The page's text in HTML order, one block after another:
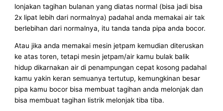
lonjakan tagihan bulanan yang diatas normal (bisa jadi bisa
2x lipat lebih dari normalnya) padahal anda memakai air tak
berlebihan dari normalnya, itu tanda tanda pipa anda bocor.
Atau jika anda memakai mesin jetpam kemudian diteruskan
ke atas toren, tetapi mesin jetpam/air kamu bulak balik
hidup dikarnakan air di penampungan cepat kosong padahal
kamu yakin keran semuanya tertutup, kemungkinan besar
pipa kamu bocor bisa membuat tagihan anda melonjak dan
bisa membuat tagihan listrik melonjak tiba tiba.